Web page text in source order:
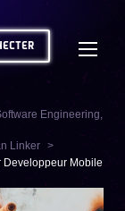
Engineering,
Linker
Mobile